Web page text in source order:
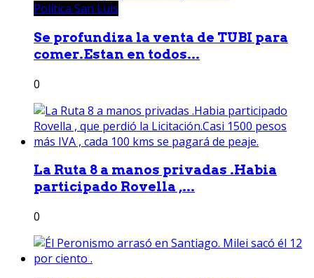
Política San Luis
Se profundiza la venta de TUBI para
comer.Estan en todos...
0
La Ruta 8 a manos privadas .Habia
participado Rovella ,...
0